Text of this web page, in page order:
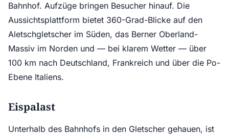
Bahnhof. Aufzüge bringen Besucher hinauf. Die
Aussichtsplattform bietet 360-Grad-Blicke auf den
Aletschgletscher im Süden, das Berner Oberland-
Massiv im Norden und — bei klarem Wetter — über
100 km nach Deutschland, Frankreich und über die Po-
Ebene Italiens.
Eispalast
Unterhalb des Bahnhofs in den Gletscher gehauen, ist